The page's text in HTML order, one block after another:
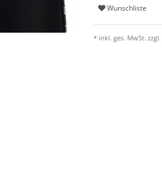
Wunschliste
* inkl. ges. MwSt. zzgl.